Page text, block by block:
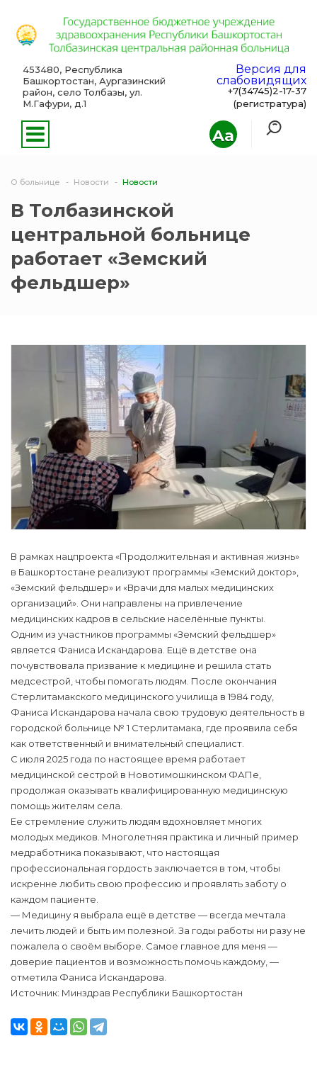
Aa
453480, Республика
Башкортостан, Аургазинский
район, село Толбазы, ул.
М.Гафури, д.1
Версия для
слабовидящих
+7(34745)2-17-37
(регистратура)
О больнице Новости Новости
В Толбазинской
центральной больнице
работает «Земский
фельдшер»
В рамках нацпроекта «Продолжительная и активная жизнь»
в Башкортостане реализуют программы «Земский доктор»,
«Земский фельдшер» и «Врачи для малых медицинских
организаций». Они направлены на привлечение
медицинских кадров в сельские населённые пункты.
Одним из участников программы «Земский фельдшер»
является Фаниса Искандарова. Ещё в детстве она
почувствовала призвание к медицине и решила стать
медсестрой, чтобы помогать людям. После окончания
Стерлитамакского медицинского училища в 1984 году,
Фаниса Искандарова начала свою трудовую деятельность в
городской больнице № 1 Стерлитамака, где проявила себя
как ответственный и внимательный специалист.
С июля 2025 года по настоящее время работает
медицинской сестрой в Новотимошкинском ФАПе,
продолжая оказывать квалифицированную медицинскую
помощь жителям села.
Ее стремление служить людям вдохновляет многих
молодых медиков. Многолетняя практика и личный пример
медработника показывают, что настоящая
профессиональная гордость заключается в том, чтобы
искренне любить свою профессию и проявлять заботу о
каждом пациенте.
— Медицину я выбрала ещё в детстве — всегда мечтала
лечить людей и быть им полезной. За годы работы ни разу не
пожалела о своём выборе. Самое главное для меня —
доверие пациентов и возможность помочь каждому, —
отметила Фаниса Искандарова.
Источник: Минздрав Республики Башкортостан